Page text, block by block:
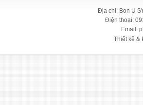
Địa chỉ: Bon U
Điện thoại:
Email:
Thiết kế &